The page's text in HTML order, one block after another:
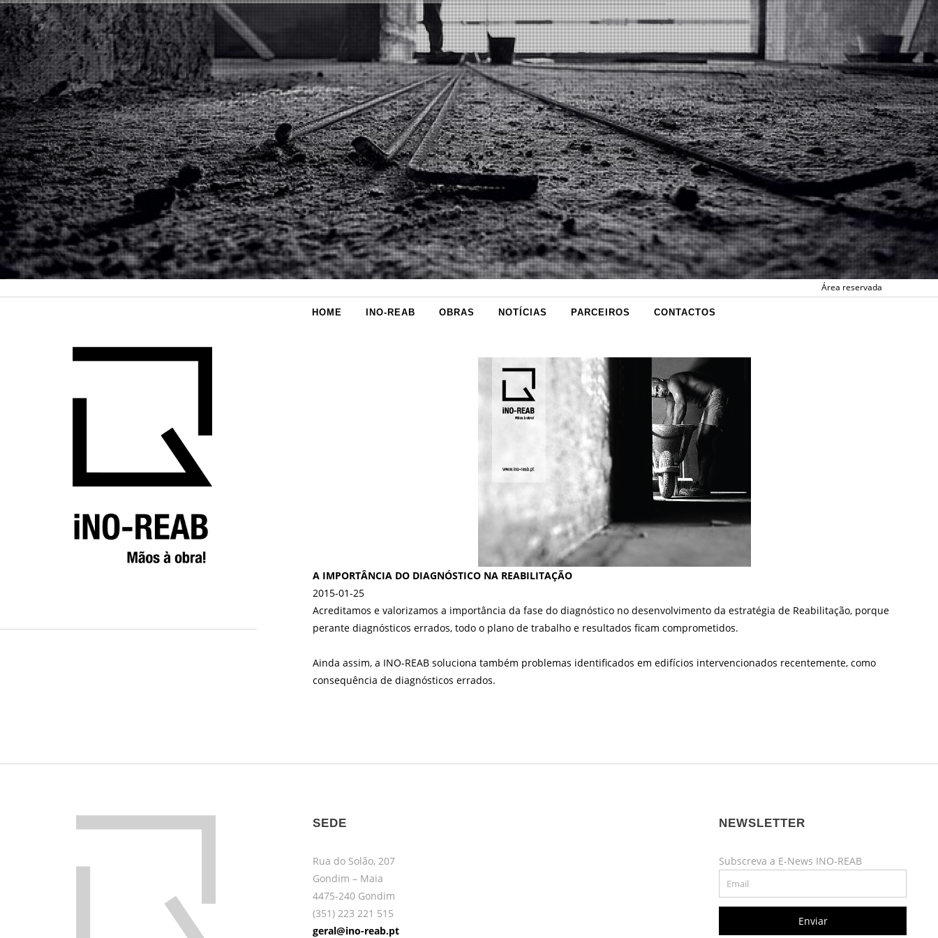
Área reservada
HOME INO-REAB OBRAS NOTÍCIAS PARCEIROS CONTACTOS
A IMPORTÂNCIA DO DIAGNÓSTICO NA REABILITAÇÃO
2015-01-25
Acreditamos e valorizamos a importância da fase do diagnóstico no desenvolvimento da estratégia de Reabilitação, porque
perante diagnósticos errados, todo o plano de trabalho e resultados ficam comprometidos.
Ainda assim, a INO-REAB soluciona também problemas identificados em edifícios intervencionados recentemente, como
consequência de diagnósticos errados.
SEDE
Rua do Solão, 207
Gondim – Maia
4475-240 Gondim
(351) 223 221 515
geral@ino-reab.pt
NEWSLETTER
Subscreva a E-News INO-REAB
Enviar